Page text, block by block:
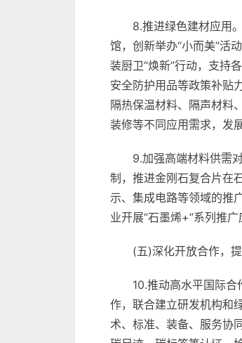
8.推进绿色建材应用
馆，创新举办“小而美”活
装厨卫“焕新”行动，支持
安全防护用品等政策补贴
隔热保温材料、隔声材料
装修等不同应用需求，发
9.加强高端材料供需
制，推进金刚石复合片在
示、集成电路等领域的推
业开展“石墨烯+”系列推
(五)深化开放合作，
10.推动高水平国际
作，联合建立研发机构和
术、标准、装备、服务协